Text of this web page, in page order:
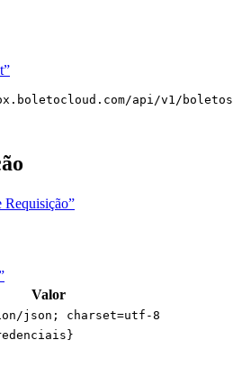
api/v1/
Requisição”
Valor
json; charset=utf-8